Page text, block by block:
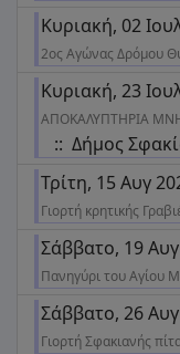
Κυριακή, 02
2ος Αγώνας Δρόμου
Κυριακή, 23
AΠΟΚΑΛΥΠΤΗΡΙΑ
:: Δήμος
Τρίτη, 15 Αυγ
Γιορτή κρητικής
Σάββατο, 19
Πανηγύρι του Αγίου
Σάββατο, 26
Γιορτή Σφακιανής